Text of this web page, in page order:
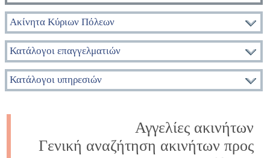
Ακίνητα Κύριων Πόλεων
Κατάλογοι επαγγελματιών
Κατάλογοι υπηρεσιών
Αγγελίες ακινήτων
Γενική αναζήτηση ακινήτων προς